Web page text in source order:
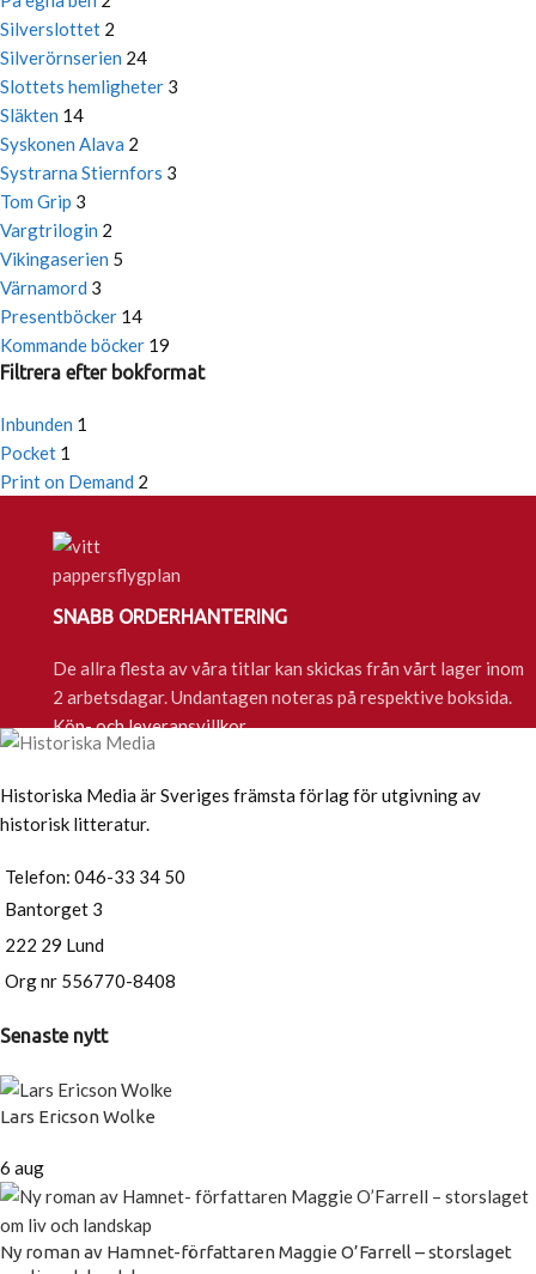
Silverslottet 2
Silverörnserien 24
Slottets hemligheter 3
Släkten 14
Syskonen Alava 2
Systrarna Stiernfors 3
Tom Grip 3
Vargtrilogin 2
Vikingaserien 5
Värnamord 3
Presentböcker 14
Kommande böcker 19
Filtrera efter bokformat
Inbunden 1
Pocket 1
Print on Demand 2
SNABB ORDERHANTERING
De allra flesta av våra titlar kan skickas från vårt lager inom
2 arbetsdagar. Undantagen noteras på respektive boksida.
Köp- och leveransvillkor
Historiska Media är Sveriges främsta förlag för utgivning av
historisk litteratur.
Telefon: 046-33 34 50
Bantorget 3
222 29 Lund
Org nr 556770-8408
Senaste nytt
Lars Ericson Wolke
6 aug
Ny roman av Hamnet-författaren Maggie O’Farrell – storslaget